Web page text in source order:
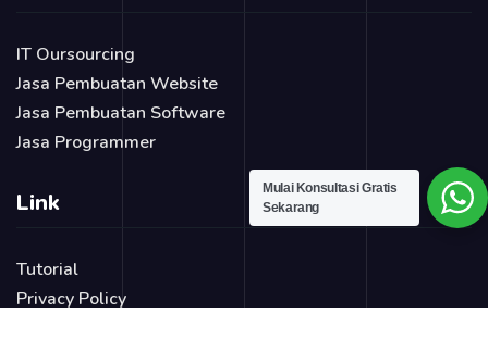
IT Oursourcing
Jasa Pembuatan Website
Jasa Pembuatan Software
Jasa Programmer
Link
Tutorial
Privacy Policy
Mulai Konsultasi Gratis
Sekarang